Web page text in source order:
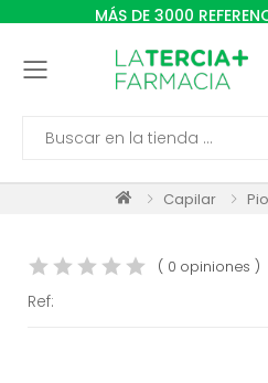
MÁS DE 3000
Toggle mobile
Search
Capilar
( 0 opiniones )
Ref: